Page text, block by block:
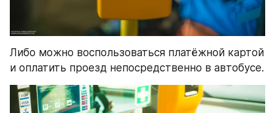
Либо можно воспользоваться платёжной картой
и оплатить проезд непосредственно в автобусе.